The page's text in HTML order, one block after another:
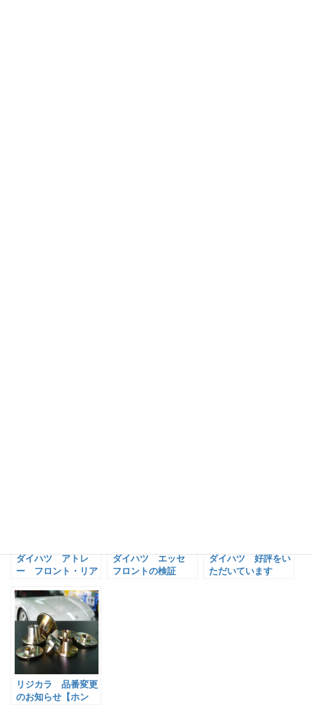
ダイハツ アトレ
ー フロント・リア
ダイハツ エッセ
フロントの検証
ダイハツ 好評をい
ただいています
リジカラ 品番変更
のお知らせ【ホン